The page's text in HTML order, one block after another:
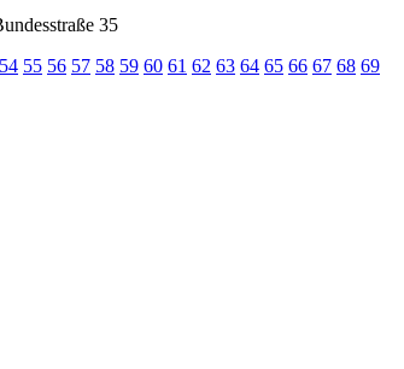
35
54 55 56 57 58 59 60 61 62 63 64 65 66 67 68 69